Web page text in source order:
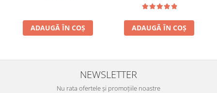
ADAUGĂ ÎN COȘ ADAUGĂ ÎN COȘ
NEWSLETTER
Nu rata ofertele și promoțiile noastre